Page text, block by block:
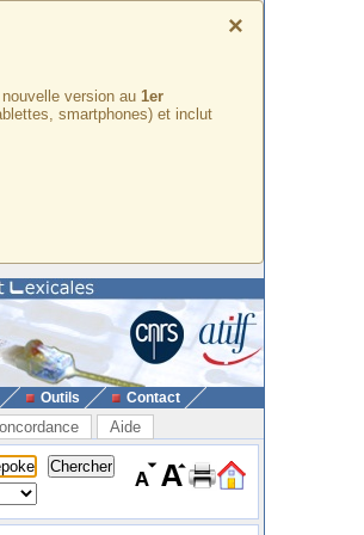
×
version au 1er
smartphones) et inclut
Outils Contact
Aide